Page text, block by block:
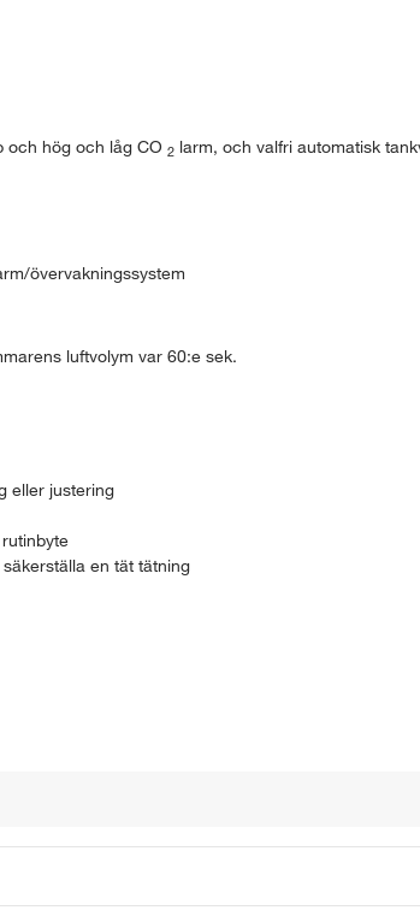
och hög och låg CO 2 larm, och valfri automatisk
övervakningssystem
luftvolym var 60:e sek.
eller justering
en tät tätning